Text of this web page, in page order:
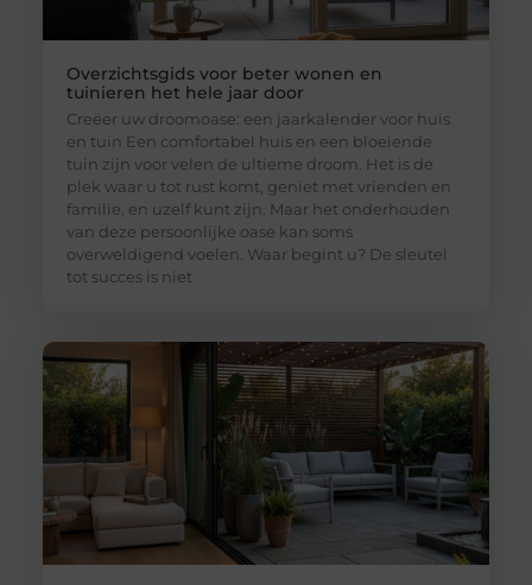
Overzichtsgids voor beter wonen en
tuinieren het hele jaar door
Creëer uw droomoase: een jaarkalender voor huis
en tuin Een comfortabel huis en een bloeiende
tuin zijn voor velen de ultieme droom. Het is de
plek waar u tot rust komt, geniet met vrienden en
familie, en uzelf kunt zijn. Maar het onderhouden
van deze persoonlijke oase kan soms
overweldigend voelen. Waar begint u? De sleutel
tot succes is niet